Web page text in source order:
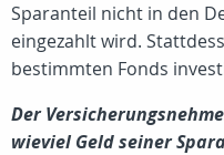
Sparanteil nicht in den
eingezahlt wird.
bestimmten Fonds
Der
wieviel Geld seiner